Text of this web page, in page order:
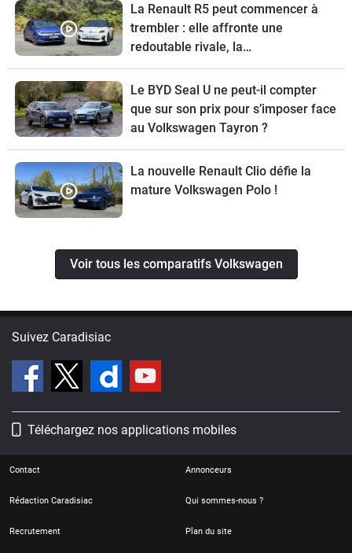
La Renault R5 peut commencer à
trembler : elle affronte une
redoutable rivale, la
Volkswagen ID.Polo
Le BYD Seal U ne peut-il compter
que sur son prix pour s’imposer face
au Volkswagen Tayron ?
La nouvelle Renault Clio défie la
mature Volkswagen Polo !
Voir tous les comparatifs Volkswagen
Suivez Caradisiac
Téléchargez nos applications mobiles
Contact Annonceurs
Rédaction Caradisiac Qui sommes-nous ?
Recrutement Plan du site